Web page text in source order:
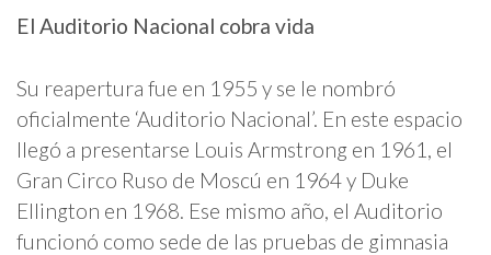
El Auditorio Nacional cobra vida
Su reapertura fue en 1955 y se le nombró
oficialmente ‘Auditorio Nacional’. En este espacio
llegó a presentarse Louis Armstrong en 1961, el
Gran Circo Ruso de Moscú en 1964 y Duke
Ellington en 1968. Ese mismo año, el Auditorio
funcionó como sede de las pruebas de gimnasia